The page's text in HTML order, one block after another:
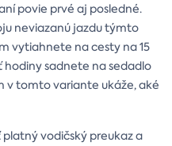
povie prvé aj posledné.
neviazanú jazdu týmto
vytiahnete na cesty na 15
hodiny sadnete na sedadlo
v tomto variante ukáže, aké
vodičský preukaz a